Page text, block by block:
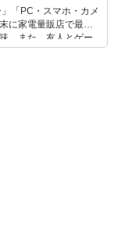
「PC・スマホ・カメ
に家電量販店で最新
。また、友人とゲー
ベント情報もいち早